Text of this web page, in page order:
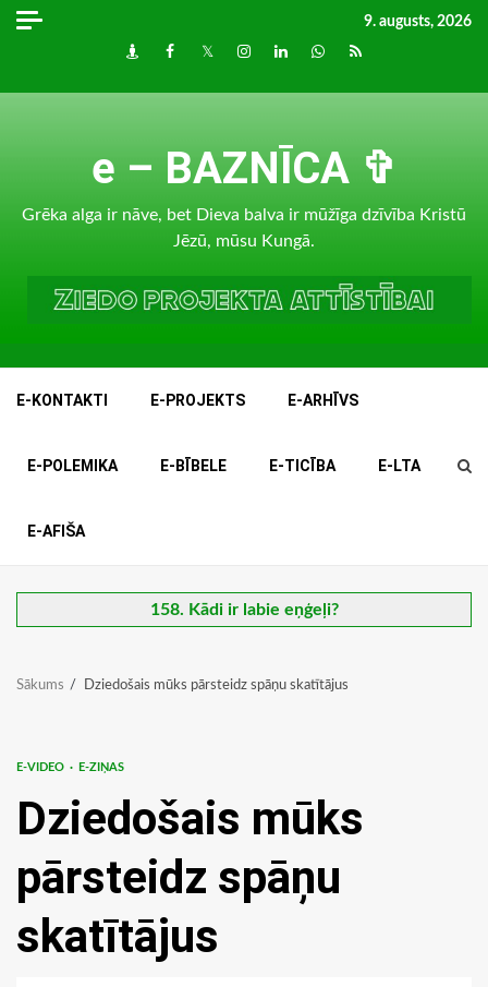
Skip
9. augusts, 2026
DraugiemFacebook
TwitterInstagram
LinkedInwhatsapp
RSS
e – BAZNĪCA ✞
Grēka alga ir nāve, bet Dieva balva ir mūžīga dzīvība Kristū
Jēzū, mūsu Kungā.
E-KONTAKTI E-PROJEKTS E-ARHĪVS
E-POLEMIKA E-BĪBELE E-TICĪBA E-LTA
E-AFIŠA
158. Kādi ir labie eņģeļi?
Sākums Dziedošais mūks pārsteidz spāņu skatītājus
E-VIDEO E-ZIŅAS
Dziedošais mūks
pārsteidz spāņu
skatītājus